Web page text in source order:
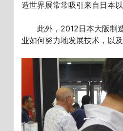
造世界展常常吸引来自日本
此外，2012日本大阪制造
业如何努力地发展技术，以及